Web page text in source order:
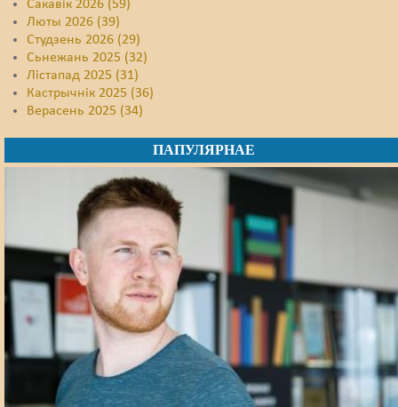
Сакавік 2026 (59)
Люты 2026 (39)
Студзень 2026 (29)
Сьнежань 2025 (32)
Лістапад 2025 (31)
Кастрычнік 2025 (36)
Верасень 2025 (34)
ПАПУЛЯРНАЕ